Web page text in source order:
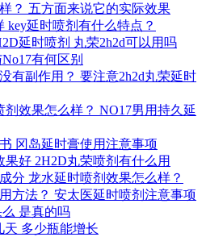
？ 五方面来说它的实际效果
key延时喷剂有什么特点？
延时喷剂 丸荣2h2d可以用吗
有何区别
有副作用？ 要注意2h2d丸荣延时
剂效果怎么样？ NO17男用持久延
冈岛延时膏使用注意事项
果好 2H2D丸荣喷剂有什么用
分 龙水延时喷剂效果怎么样？
方法？ 安太医延时喷剂注意事项
是真的吗
天 多少瓶能增长